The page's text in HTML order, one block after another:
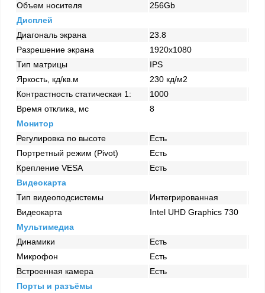
Объем носителя
256Gb
Дисплей
Диагональ экрана
23.8
Разрешение экрана
1920х1080
Тип матрицы
IPS
Яркость, кд/кв.м
230 кд/м2
Контрастность статическая 1:
1000
Время отклика, мс
8
Монитор
Регулировка по высоте
Есть
Портретный режим (Pivot)
Есть
Крепление VESA
Есть
Видеокарта
Тип видеоподсистемы
Интегрированная
Видеокарта
Intel UHD Graphics 730
Мультимедиа
Динамики
Есть
Микрофон
Есть
Встроенная камера
Есть
Порты и разъёмы